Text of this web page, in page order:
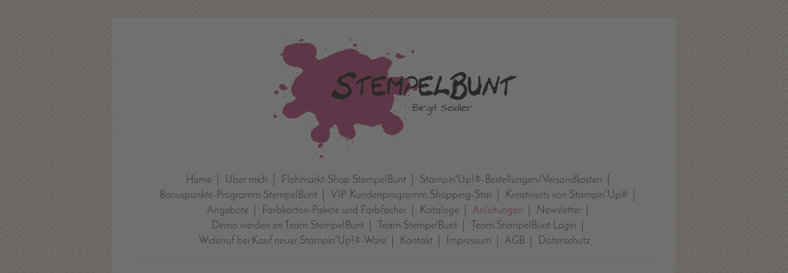
Home Über mich Flohmarkt-Shop StempelBunt
Stampin'Up!®-Bestellungen/Versandkosten
Bonuspunkte-Programm StempelBunt
VIP-Kundenprogramm Shopping-Star
Kreativsets von Stampin'Up®
Angebote
Farbkarton-Pakete und Farbfächer Kataloge Anleitungen
Newsletter
Demo werden im Team StempelBunt
Team StempelBunt
Team StempelBunt Login
Widerruf bei Kauf neuer Stampin'Up!®-Ware
Kontakt Impressum AGB Datenschutz